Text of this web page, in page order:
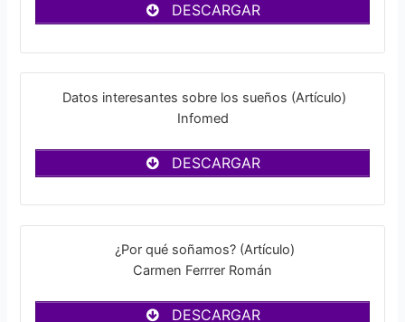
DESCARGAR
Datos interesantes sobre los sueños (Artículo)
Infomed
DESCARGAR
¿Por qué soñamos? (Artículo)
Carmen Ferrrer Román
DESCARGAR